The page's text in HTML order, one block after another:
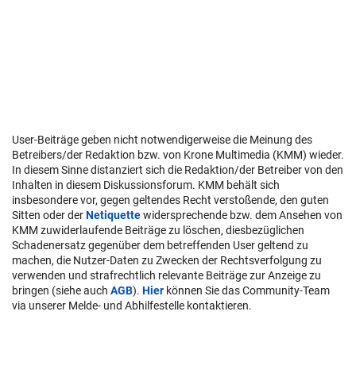
User-Beiträge geben nicht notwendigerweise die Meinung des
Betreibers/der Redaktion bzw. von Krone Multimedia (KMM) wieder.
In diesem Sinne distanziert sich die Redaktion/der Betreiber von den
Inhalten in diesem Diskussionsforum. KMM behält sich
insbesondere vor, gegen geltendes Recht verstoßende, den guten
Sitten oder derNetiquettewidersprechende bzw. dem Ansehen von
KMM zuwiderlaufende Beiträge zu löschen, diesbezüglichen
Schadenersatz gegenüber dem betreffenden User geltend zu
machen, die Nutzer-Daten zu Zwecken der Rechtsverfolgung zu
verwenden und strafrechtlich relevante Beiträge zur Anzeige zu
bringen (siehe auch AGB). Hier können Sie das Community-Team
via unserer Melde- und Abhilfestelle kontaktieren.